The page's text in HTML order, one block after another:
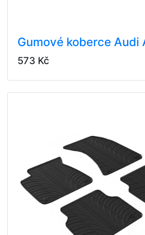
Gumové koberce Audi
573 Kč